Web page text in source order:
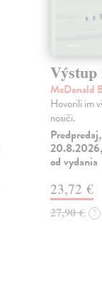
Výstup
McDonald
Hovorili im
nosiči.
od vydania
23,72 €
27,90 € ?